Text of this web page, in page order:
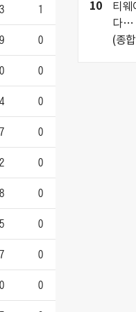
1
0
0
0
0
0
0
0
0
0